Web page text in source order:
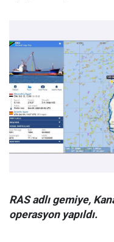
RAS adlı gemiye,
operasyon yapıldı.